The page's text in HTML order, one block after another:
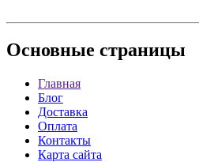
Основные страницы
Главная
Блог
Доставка
Оплата
Контакты
Карта сайта